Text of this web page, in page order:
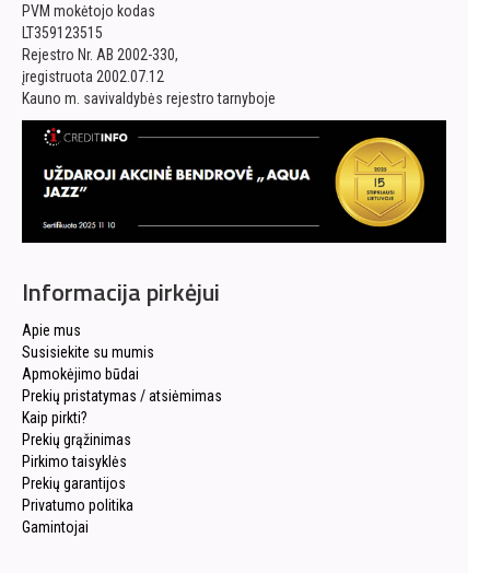
PVM mokėtojo kodas
LT359123515
Rejestro Nr. AB 2002-330,
įregistruota 2002.07.12
Kauno m. savivaldybės rejestro tarnyboje
Informacija pirkėjui
Apie mus
Susisiekite su mumis
Apmokėjimo būdai
Prekių pristatymas / atsiėmimas
Kaip pirkti?
Prekių grąžinimas
Pirkimo taisyklės
Prekių garantijos
Privatumo politika
Gamintojai